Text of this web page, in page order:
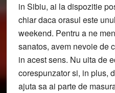
in Sibiu, ai la dispozitie
chiar daca orasul este
weekend. Pentru a ne
sanatos, avem nevoie de
in acest sens. Nu uita de
corespunzator si, in plus,
ajuta sa ai parte de